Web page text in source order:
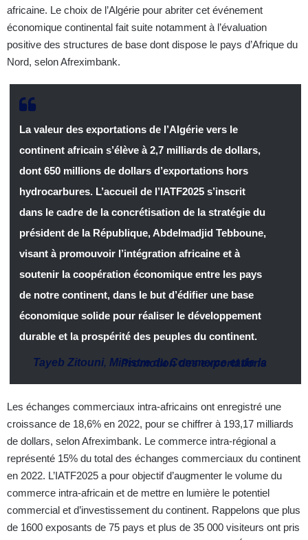
africaine. Le choix de l’Algérie pour abriter cet événement
économique continental fait suite notamment à l’évaluation
positive des structures de base dont dispose le pays d’Afrique du
Nord, selon Afreximbank.
La valeur des exportations de l’Algérie vers le
continent africain s’élève à 2,7 milliards de dollars,
dont 650 millions de dollars d’exportations hors
hydrocarbures. L’accueil de l’IATF2025 s’inscrit
dans le cadre de la concrétisation de la stratégie du
président de la République, Abdelmadjid Tebboune,
visant à promouvoir l’intégration africaine et à
soutenir la coopération économique entre les pays
de notre continent, dans le but d’édifier une base
économique solide pour réaliser le développement
durable et la prospérité des peuples du continent.
Tayeb Zitouni, Ministre du Commerce et de la Promotion des exportations
Les échanges commerciaux intra-africains ont enregistré une
croissance de 18,6% en 2022, pour se chiffrer à 193,17 milliards
de dollars, selon Afreximbank. Le commerce intra-régional a
représenté 15% du total des échanges commerciaux du continent
en 2022. L’IATF2025 a pour objectif d’augmenter le volume du
commerce intra-africain et de mettre en lumière le potentiel
commercial et d’investissement du continent. Rappelons que plus
de 1600 exposants de 75 pays et plus de 35 000 visiteurs ont pris